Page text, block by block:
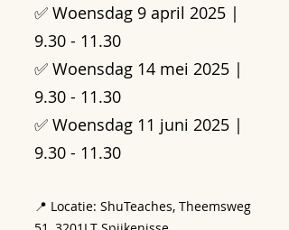
✅ Woensdag 9 april 2025 |
9.30 - 11.30
✅ Woensdag 14 mei 2025 |
9.30 - 11.30
✅ Woensdag 11 juni 2025 |
9.30 - 11.30
📍 Locatie: ShuTeaches, Theemsweg